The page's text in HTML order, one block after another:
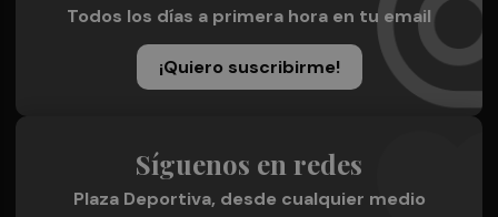
Todos los días a primera hora en tu email
¡Quiero suscribirme!
Síguenos en redes
Plaza Deportiva, desde cualquier medio